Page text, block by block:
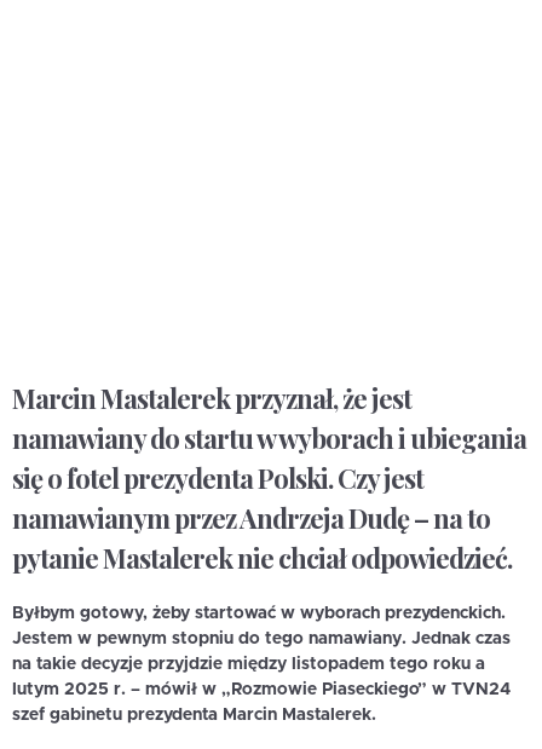
Marcin Mastalerek przyznał, że jest
namawiany do startu w wyborach i ubiegania
się o fotel prezydenta Polski. Czy jest
namawianym przez Andrzeja Dudę – na to
pytanie Mastalerek nie chciał odpowiedzieć.
Byłbym gotowy, żeby startować w wyborach prezydenckich.
Jestem w pewnym stopniu do tego namawiany. Jednak czas
na takie decyzje przyjdzie między listopadem tego roku a
lutym 2025 r. – mówił w „Rozmowie Piaseckiego” w TVN24
szef gabinetu prezydenta Marcin Mastalerek.